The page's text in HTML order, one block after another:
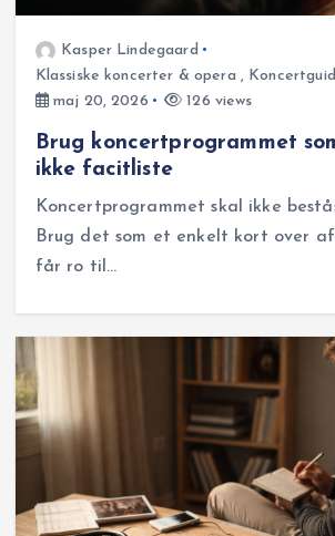
Kasper Lindegaard
Klassiske koncerter & opera ,
maj 20, 2026
126 views
Brug koncertprogrammet
ikke facitliste
Koncertprogrammet skal ikke
Brug det som et enkelt kort over
får ro til…